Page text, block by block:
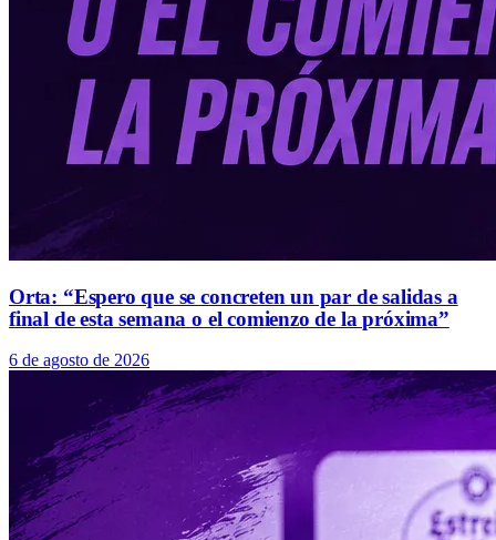
Orta: “Espero que se concreten un par de salidas a
final de esta semana o el comienzo de la próxima”
6 de agosto de 2026